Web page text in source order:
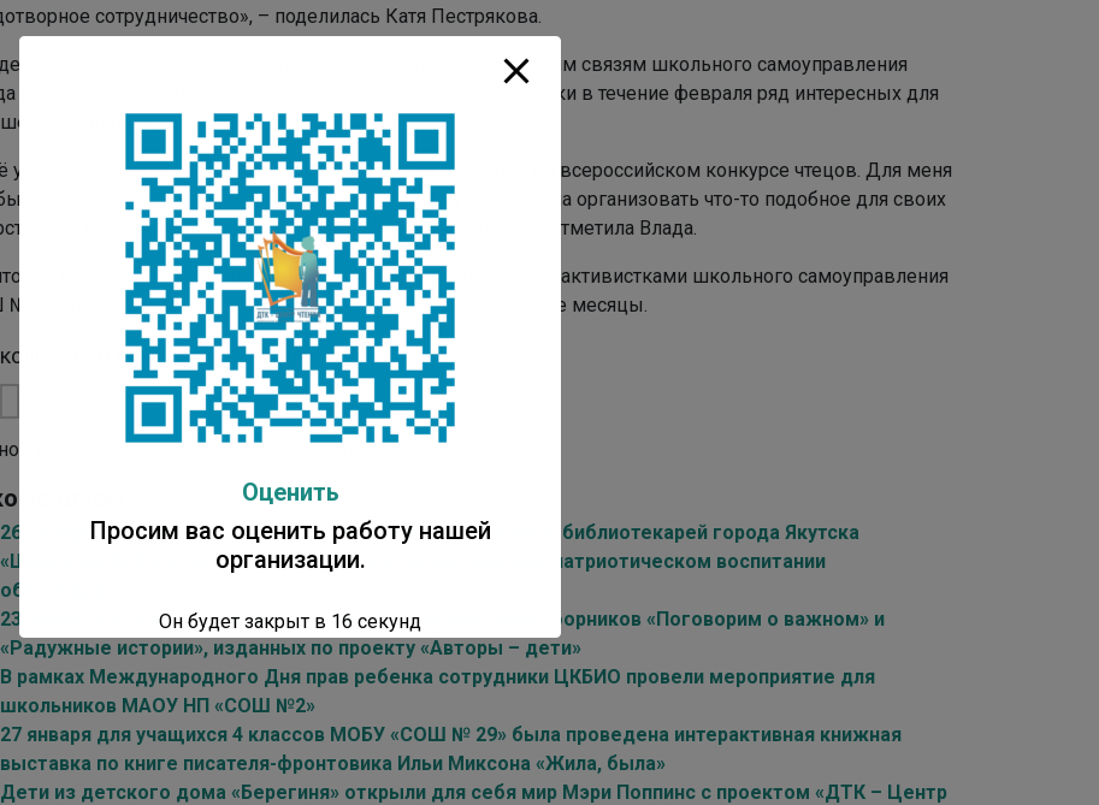
сотрудничество», – поделилась Катя Пестрякова.
встречи ученица 9 класса, заместитель министр по внешним связям школьного самоуправления
Арефьева озвучила идею организовать в стенах библиотеки в течение февраля ряд интересных для
мероприятий.
учась в восьмом классе, я имела опыт участия и победы во всероссийском конкурсе чтецов. Для меня
большой опыт и шаг к саморазвитию, поэтому я бы хотела организовать что-то подобное для своих
при поддержке отдела «Детской точки кипения», – отметила Влада.
встречи сотрудники отдела «Детской точки кипения» с активистками школьного самоуправления
наметили план совместных мероприятий на ближайшие месяцы.
вам понравилась публикация?
пока нет. Поставьте оценку первым.
26 ноября в стенах НПСОШ №2 прошел семинар школьных библиотекарей города Якутска
«Школьная библиотека – центр в духовно-нравственном, патриотическом воспитании
обучающихся»
23 января в стенах школы №17 состоялась презентация сборников «Поговорим о важном» и
«Радужные истории», изданных по проекту «Авторы – дети»
В рамках Международного Дня прав ребенка сотрудники ЦКБИО провели мероприятие для
школьников МАОУ НП «СОШ №2»
27 января для учащихся 4 классов МОБУ «СОШ № 29» была проведена интерактивная книжная
выставка по книге писателя-фронтовика Ильи Миксона «Жила, была»
Дети из детского дома «Берегиня» открыли для себя мир Мэри Поппинс с проектом «ДТК – Центр
Оценить
Просим вас оценить работу нашей
организации.
Он будет закрыт в 16 секунд